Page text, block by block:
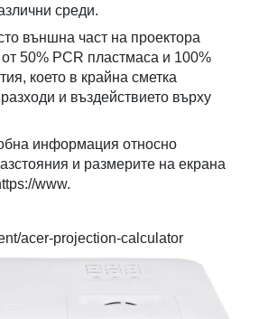
среди.
външна част на проектора
50% PCR пластмаса и 100%
което в крайна сметка
и въздействието върху
информация относно
и размерите на екрана
www.
acer-projection-calculator